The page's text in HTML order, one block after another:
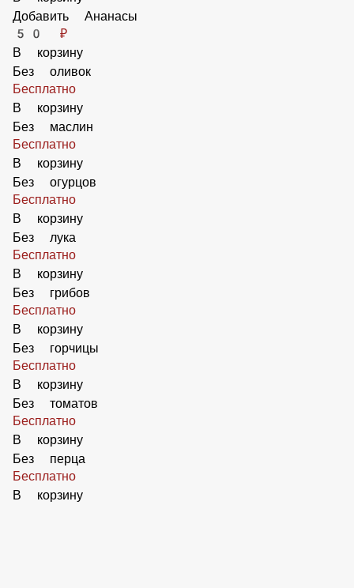
Добавить Пепперони
89 ₽
Добавить Перец Халапеньо
70 ₽
В корзину
Добавить Колбаски
49 ₽
В корзину
Добавить Ветчину
59 ₽
Добавить Ананасы
50 ₽
В корзину
Без оливок
Бесплатно
Без маслин
Бесплатно